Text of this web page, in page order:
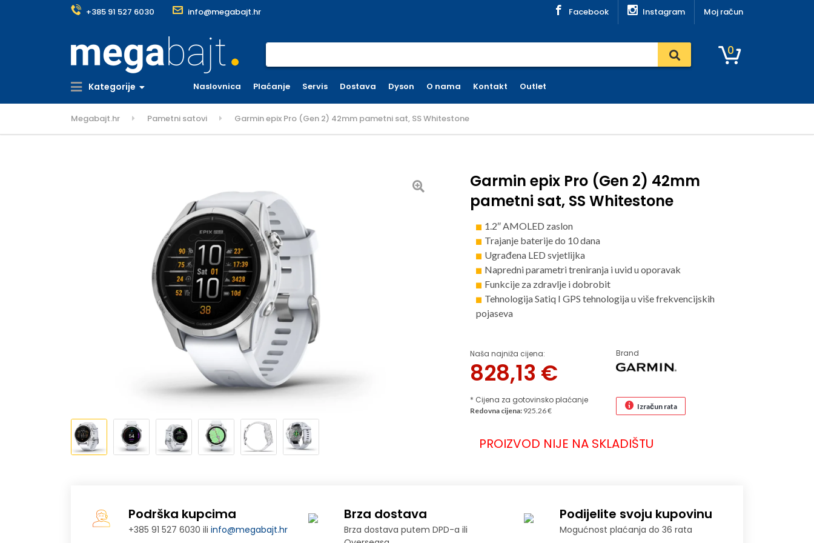
+385 91 527 6030 info@megabajt.hr Facebook Instagram Moj račun
0
Kategorije Naslovnica Plaćanje Servis Dostava Dyson O nama Kontakt Outlet
Megabajt.hr Pametni satovi Garmin epix Pro (Gen 2) 42mm pametni sat, SS Whitestone
Garmin epix Pro (Gen 2) 42mm
pametni sat, SS Whitestone
1.2″ AMOLED zaslon
Trajanje baterije do 10 dana
Ugrađena LED svjetlijka
Napredni parametri treniranja i uvid u oporavak
Funkcije za zdravlje i dobrobit
Tehnologija Satiq I GPS tehnologija u više frekvencijskih
pojaseva
Naša najniža cijena:
828,13 €
* Cijena za gotovinsko plaćanje
Brand
Redovna cijena: 925.26 € Izračun rata
PROIZVOD NIJE NA SKLADIŠTU
Podrška kupcima
+385 91 527 6030 iliinfo@megabajt.hr
Brza dostava
Brza dostava putem DPD-a ili
Podijelite svoju kupovinu
Mogućnost plaćanja do 36 rata